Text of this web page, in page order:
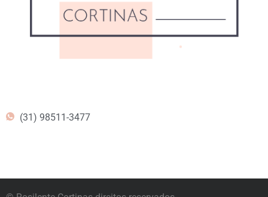
(31) 98511-3477